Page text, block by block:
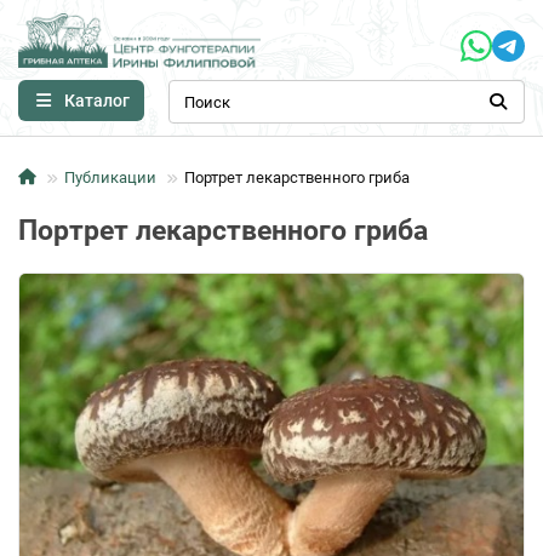
Каталог
Публикации Портрет лекарственного гриба
Портрет лекарственного гриба